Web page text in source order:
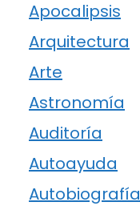
Apocalipsis
Arquitectura
Arte
Astronomía
Auditoría
Autoayuda
Autobiografía